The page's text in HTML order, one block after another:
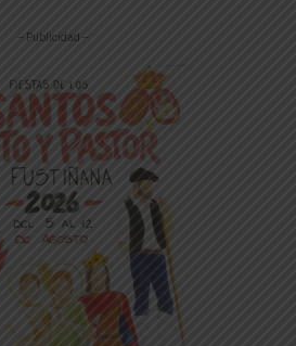
-- Publicidad --